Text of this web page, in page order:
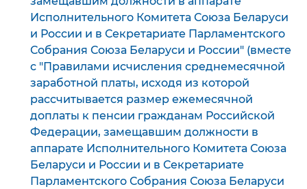
Исполнительного Комитета Союза Беларуси
и России и в Секретариате Парламентского
Собрания Союза Беларуси и России" (вместе
с "Правилами исчисления среднемесячной
заработной платы, исходя из которой
рассчитывается размер ежемесячной
доплаты к пенсии гражданам Российской
Федерации, замещавшим должности в
аппарате Исполнительного Комитета Союза
Беларуси и России и в Секретариате
Парламентского Собрания Союза Беларуси